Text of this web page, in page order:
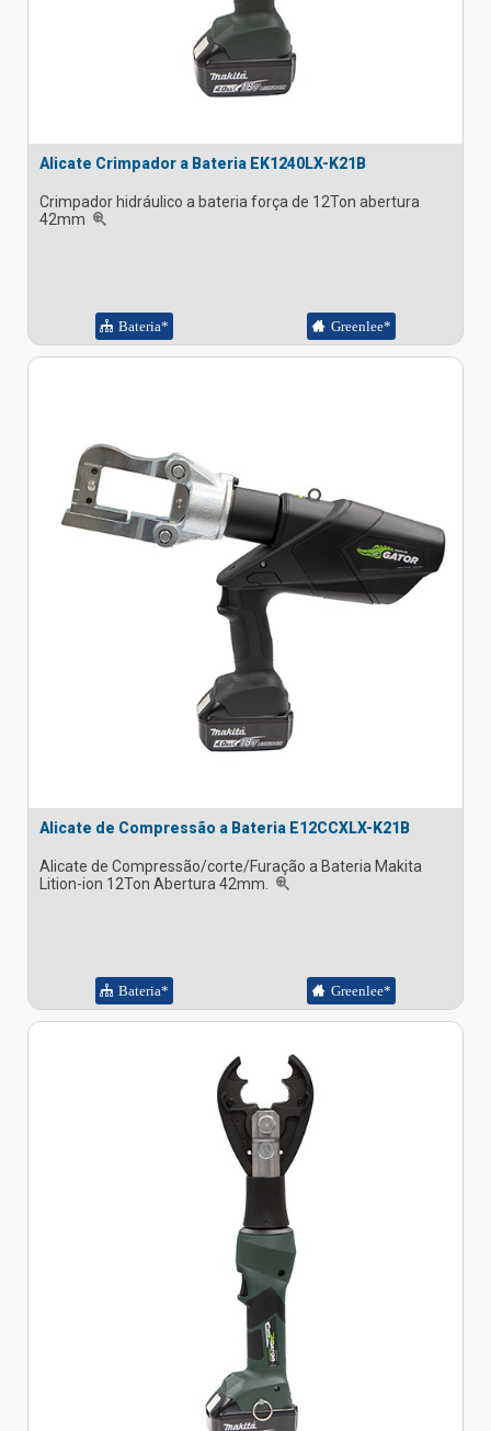
Alicate Crimpador a Bateria EK1240LX-K21B
Crimpador hidráulico a bateria força de 12Ton abertura
42mm
Bateria* Greenlee*
Alicate de Compressão a Bateria E12CCXLX-K21B
Alicate de Compressão/corte/Furação a Bateria Makita
Lition-ion 12Ton Abertura 42mm.
Bateria* Greenlee*